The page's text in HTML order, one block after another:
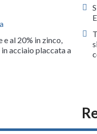
al 20% in zinco,
acciaio placcata a